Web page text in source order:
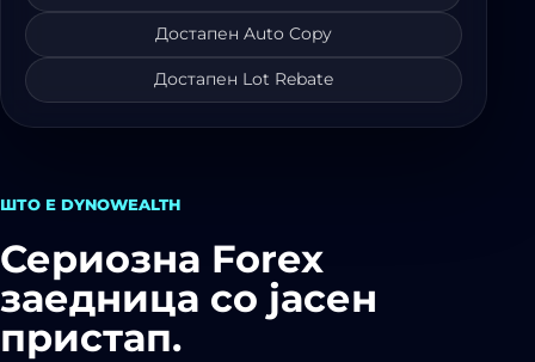
Достапен Auto Copy
Достапен Lot Rebate
ШТО Е DYNOWEALTH
Сериозна Forex
заедница со јасен
пристап.